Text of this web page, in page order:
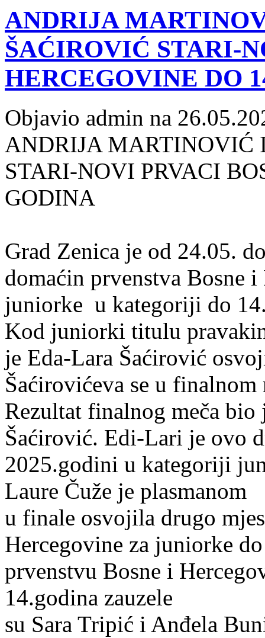
ANDRIJA
ŠAĆIROVIĆ STARI-
HERCEGOVINE DO
Objavio admin na
ANDRIJA MARTINOVIĆ
STARI-NOVI PRVACI
GODINA
Grad Zenica je od 24.05.
domaćin prvenstva Bosne
juniorke u kategoriji do
Kod juniorki titulu
je Eda-Lara Šaćirović
Šaćirovićeva se u finalnom
Rezultat finalnog meča
Šaćirović. Edi-Lari je ovo
2025.godini u kategoriji
Laure Čuže je plasmanom
u finale osvojila drugo
Hercegovine za juniorke
prvenstvu Bosne i
14.godina zauzele
su Sara Tripić i Anđela